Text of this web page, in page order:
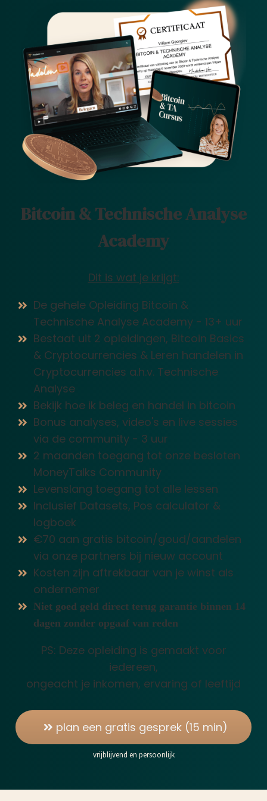
Bitcoin & Technische Analyse
Academy
Dit is wat je krijgt:
De gehele Opleiding Bitcoin &
Technische Analyse Academy - 13+ uur
Bestaat uit 2 opleidingen, Bitcoin Basics
& Cryptocurrencies & Leren handelen in
Cryptocurrencies a.h.v. Technische
Analyse
Bekijk hoe ik beleg en handel in bitcoin
Bonus analyses, video's en live sessies
via de community - 3 uur
2 maanden toegang tot onze besloten
MoneyTalks Community
Levenslang toegang tot alle lessen
Inclusief Datasets, Pos calculator &
logboek
€70 aan gratis bitcoin/goud/aandelen
via onze partners bij nieuw account
Kosten zijn aftrekbaar van je winst als
ondernemer
Niet goed geld direct terug garantie binnen 14
dagen zonder opgaaf van reden
PS: Deze opleiding is gemaakt voor
iedereen,
ongeacht je inkomen, ervaring of leeftijd
plan een gratis gesprek (15 min)
vrijblijvend en persoonlijk